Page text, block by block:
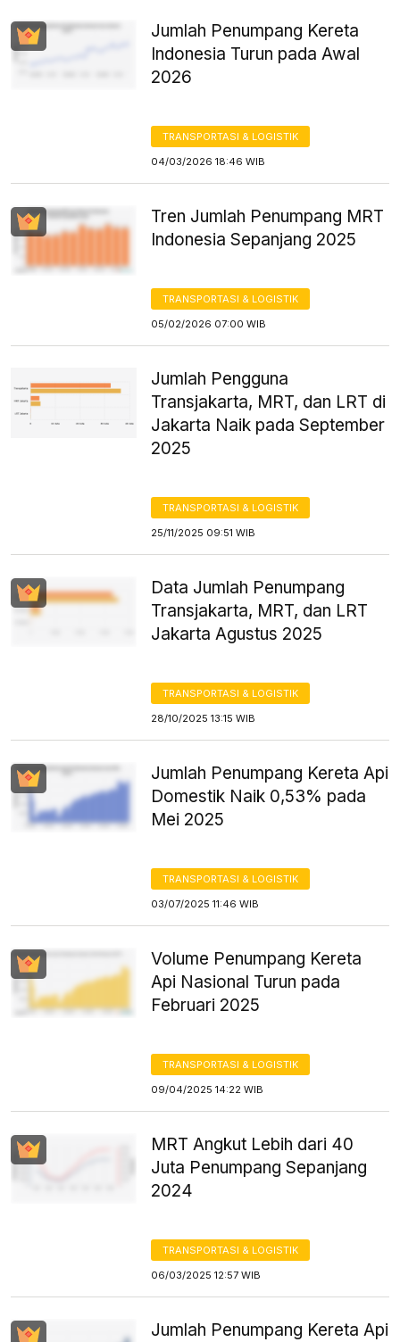
Jumlah Penumpang Kereta
Indonesia Turun pada Awal
2026
TRANSPORTASI & LOGISTIK
04/03/2026 18:46 WIB
Tren Jumlah Penumpang MRT
Indonesia Sepanjang 2025
TRANSPORTASI & LOGISTIK
05/02/2026 07:00 WIB
Jumlah Pengguna
Transjakarta, MRT, dan LRT di
Jakarta Naik pada September
2025
TRANSPORTASI & LOGISTIK
25/11/2025 09:51 WIB
Data Jumlah Penumpang
Transjakarta, MRT, dan LRT
Jakarta Agustus 2025
TRANSPORTASI & LOGISTIK
28/10/2025 13:15 WIB
Jumlah Penumpang Kereta Api
Domestik Naik 0,53% pada
Mei 2025
TRANSPORTASI & LOGISTIK
03/07/2025 11:46 WIB
Volume Penumpang Kereta
Api Nasional Turun pada
Februari 2025
TRANSPORTASI & LOGISTIK
09/04/2025 14:22 WIB
MRT Angkut Lebih dari 40
Juta Penumpang Sepanjang
2024
TRANSPORTASI & LOGISTIK
06/03/2025 12:57 WIB
Jumlah Penumpang Kereta Api